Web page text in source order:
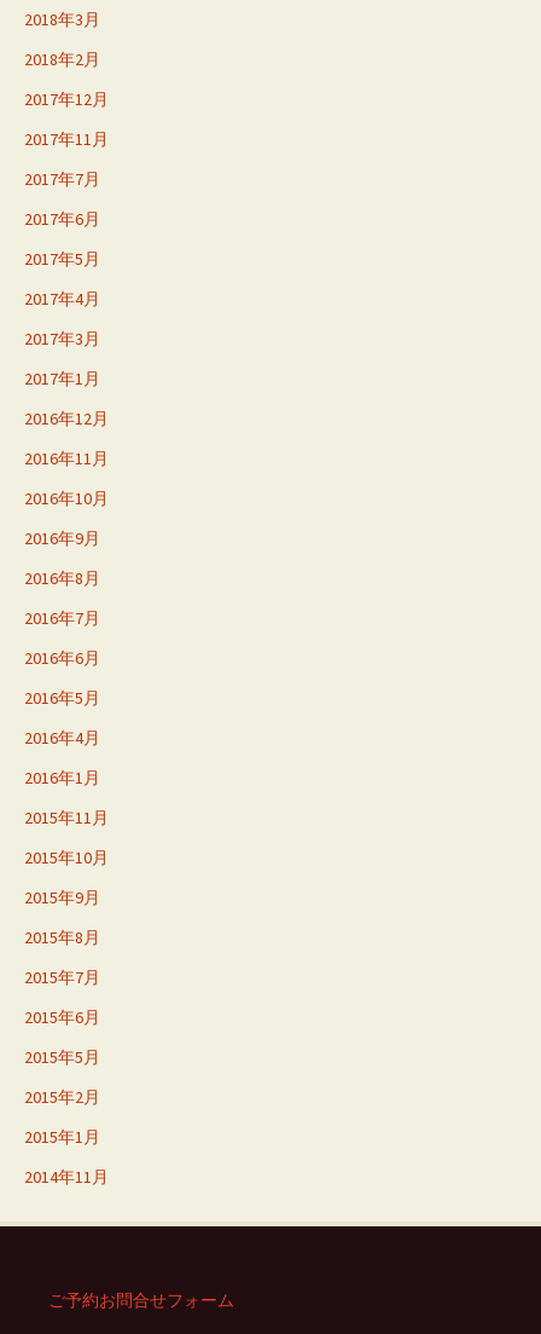
2018年3月
2018年2月
2017年12月
2017年11月
2017年7月
2017年6月
2017年5月
2017年4月
2017年3月
2017年1月
2016年12月
2016年11月
2016年10月
2016年9月
2016年8月
2016年7月
2016年6月
2016年5月
2016年4月
2016年1月
2015年11月
2015年10月
2015年9月
2015年8月
2015年7月
2015年6月
2015年5月
2015年2月
2015年1月
2014年11月
ご予約お問合せフォーム